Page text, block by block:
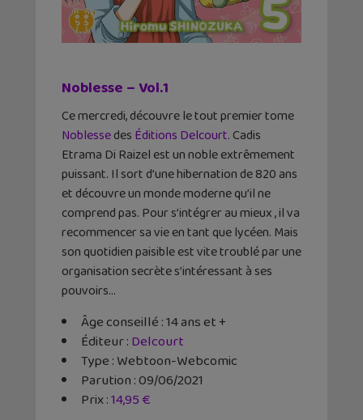
Noblesse – Vol.1
Ce mercredi, découvre le tout premier tome
Noblessedes Éditions Delcourt. Cadis
Etrama Di Raizel est un noble extrêmement
puissant. Il sort d’une hibernation de 820 ans
et découvre un monde moderne qu’il ne
comprend pas. Pour s’intégrer au mieux , il va
recommencer sa vie en tant que lycéen. Mais
son quotidien paisible est vite troublé par une
organisation secrète s’intéressant à ses
pouvoirs…
Âge conseillé : 14 ans et +
Éditeur :Delcourt
Type : Webtoon-Webcomic
Parution : 09/06/2021
Prix :14,95 €